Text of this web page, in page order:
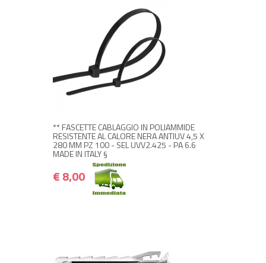
** FASCETTE CABLAGGIO IN POLIAMMIDE
RESISTENTE AL CALORE NERA ANTIUV 4,5 X
280 MM PZ 100 - SEL UVV2.425 - PA 6.6
MADE IN ITALY §
€ 8,00
+ ACQUISTA